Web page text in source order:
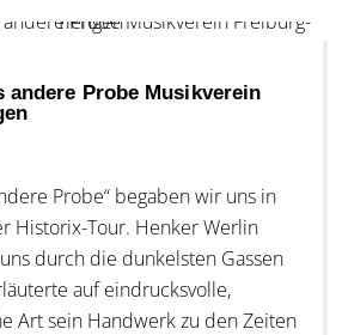
andere Probe Musikverein
Probe“ begaben wir uns in
Historix-Tour. Henker Werlin
durch die dunkelsten Gassen
auf eindrucksvolle,
Art sein Handwerk zu den Zeiten